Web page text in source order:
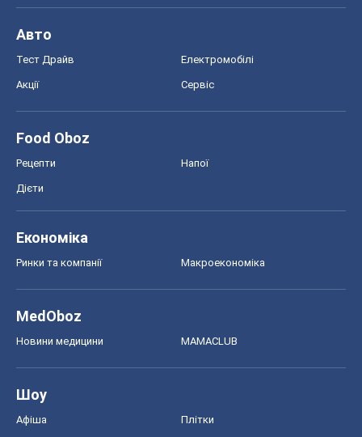
Авто
Тест Драйв Електромобілі
Акції Сервіс
Food Oboz
Рецепти Напої
Дієти
Економіка
Ринки та компанії Макроекономіка
MedOboz
Новини медицини MAMACLUB
Шоу
Афіша Плітки